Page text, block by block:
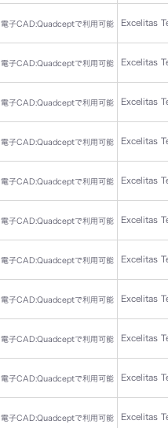
電子CAD:Quadceptで利用可能 Excelitas
電子CAD:Quadceptで利用可能 Excelitas
電子CAD:Quadceptで利用可能 Excelitas
電子CAD:Quadceptで利用可能 Excelitas
電子CAD:Quadceptで利用可能 Excelitas
電子CAD:Quadceptで利用可能 Excelitas
電子CAD:Quadceptで利用可能 Excelitas
電子CAD:Quadceptで利用可能 Excelitas
電子CAD:Quadceptで利用可能 Excelitas
電子CAD:Quadceptで利用可能 Excelitas
電子CAD:Quadceptで利用可能 Excelitas